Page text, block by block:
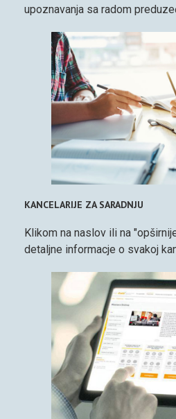
upoznavanja sa radom
KANCELARIJE ZA SARADNJU
Klikom na naslov ili na
detaljne informacje o svakoj